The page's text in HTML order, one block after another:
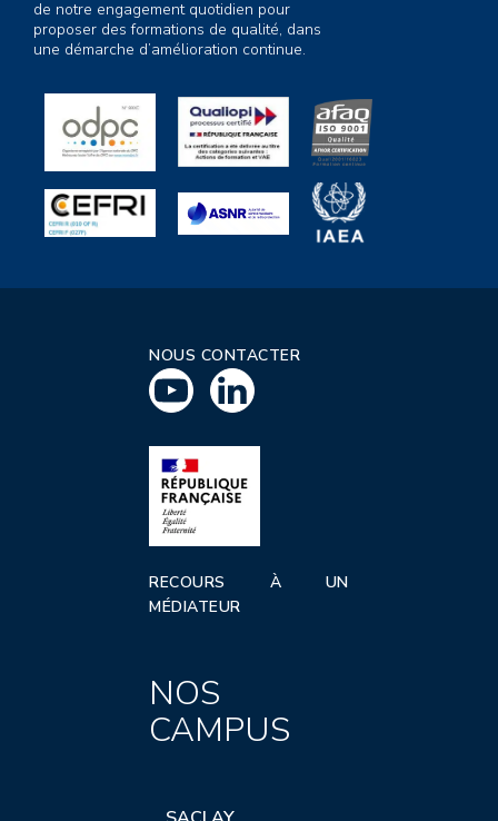
de notre engagement quotidien pour
proposer des formations de qualité, dans
une démarche d’amélioration continue.
NOUS CONTACTER
RECOURS À UN
MÉDIATEUR
NOS
CAMPUS